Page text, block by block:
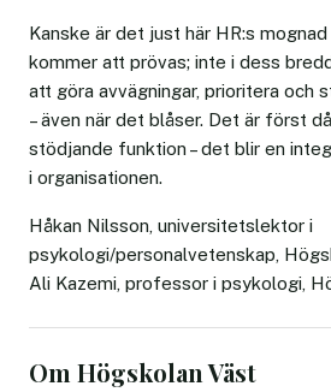
Kanske är det just här HR:s
kommer att prövas; inte i dess
att göra avvägningar, prioritera och
– även när det blåser. Det är först
stödjande funktion – det blir en
i organisationen.
Håkan Nilsson, universitetslektor i
psykologi/personalvetenskap,
Ali Kazemi, professor i psykologi,
Om Högskolan Väst